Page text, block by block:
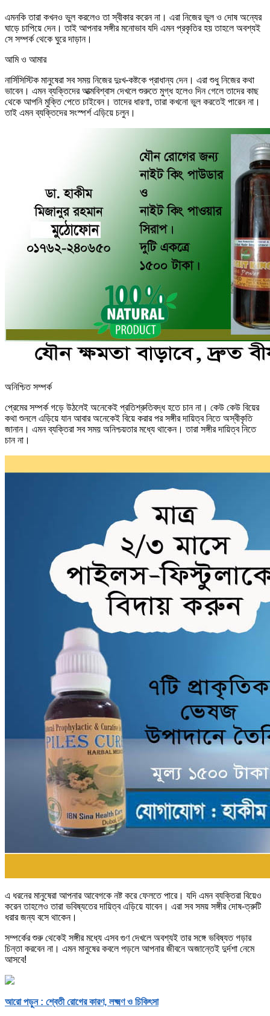
এমনকি তারা কখনও ভুল করলেও তা স্বীকার করেন না। এরা নিজের ভুল ও দোষ অন্যের
ঘাড়ে চাপিয়ে দেন। তাই আপনার সঙ্গীর মনোভাব যদি এমন প্রকৃতির হয় তাহলে অবশ্যই
সে সম্পর্ক থেকে ঘুরে দাড়ান।
আমি ও আমার
নার্সিসিস্টিক মানুষেরা সব সময় নিজের দুঃখ-কষ্টকে প্রাধান্য দেন। এরা শুধু নিজের কথা
ভাবেন। এমন ব্যক্তিদের আত্মবিশ্বাস দেখলে শুরুতে মুগ্ধ হলেও দিন গেলে তাদের কাছ
থেকে আপনি মুক্তি পেতে চাইবেন। তাদের ধারণা, তারা কখনো ভুল করতেই পারেন না।
তাই এমন ব্যক্তিদের সংস্পর্শ এড়িয়ে চলুন।
অনিশ্চিত সম্পর্ক
প্রেমের সম্পর্ক গড়ে উঠলেই অনেকেই প্রতিশ্রুতিবদ্ধ হতে চান না। কেউ কেউ বিয়ের
কথা শুনলে এড়িয়ে যান আবার অনেকেই বিয়ে করার পর সঙ্গীর দায়িত্ব নিতে অস্বীকৃতি
জানান। এমন ব্যক্তিরা সব সময় অনিশ্চয়তার মধ্যে থাকেন। তারা সঙ্গীর দায়িত্ব নিতে
চান না।
এ ধরনের মানুষেরা আপনার আবেগকে নষ্ট করে ফেলতে পারে। যদি এমন ব্যক্তিরা বিয়েও
করেন তাহলেও তারা ভবিষ্যতের দায়িত্ব এড়িয়ে যাবেন। এরা সব সময় সঙ্গীর দোষ-ত্রুটি
ধরার জন্য বসে থাকেন।
সম্পর্কের শুরু থেকেই সঙ্গীর মধ্যে এসব গুণ দেখলে অবশ্যই তার সঙ্গে ভবিষ্যত গড়ার
চিন্তা করবেন না। এমন মানুষের কবলে পড়লে আপনার জীবনে অজান্তেই দুর্দশা নেমে
আসবে!
আরো পড়ুন : শ্বেতী রোগের কারণ, লক্ষ্মণ ও চিকিৎসা